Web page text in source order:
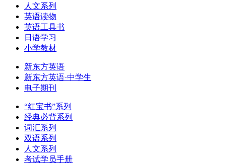
人文系列
英语读物
英语工具书
日语学习
小学教材
新东方英语
新东方英语·中学生
电子期刊
“红宝书”系列
经典必背系列
词汇系列
双语系列
人文系列
考试学员手册